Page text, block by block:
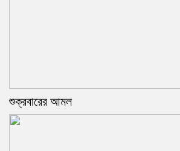
শুক্রবারের আমল